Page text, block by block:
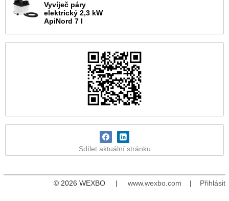
Vyvíječ páry
elektrický 2,3 kW
ApiNord 7 l
Sdílet aktuální stránku
© 2026 WEXBO | www.wexbo.com | Přihlásit